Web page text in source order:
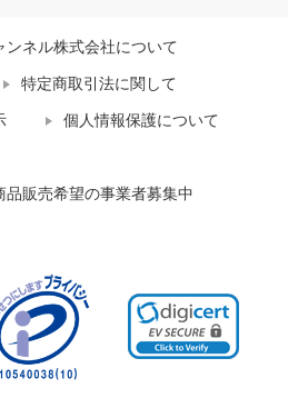
ンネル株式会社について
特定商取引法に関して
個人情報保護について
販売希望の事業者募集中